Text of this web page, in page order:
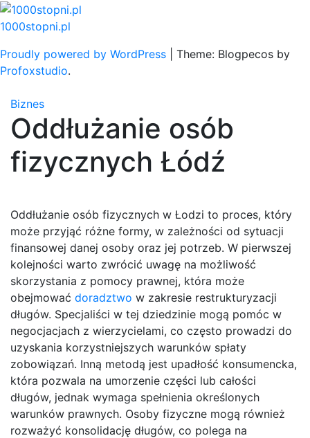
Skip
to
1000stopni.pl
Proudly powered by WordPress
Theme: Blogpecos by
Profoxstudio.
Biznes
Oddłużanie osób
fizycznych Łódź
Oddłużanie osób fizycznych w Łodzi to proces, który
może przyjąć różne formy, w zależności od sytuacji
finansowej danej osoby oraz jej potrzeb. W pierwszej
kolejności warto zwrócić uwagę na możliwość
skorzystania z pomocy prawnej, która może
obejmować doradztwo w zakresie restrukturyzacji
długów. Specjaliści w tej dziedzinie mogą pomóc w
negocjacjach z wierzycielami, co często prowadzi do
uzyskania korzystniejszych warunków spłaty
zobowiązań. Inną metodą jest upadłość konsumencka,
która pozwala na umorzenie części lub całości
długów, jednak wymaga spełnienia określonych
warunków prawnych. Osoby fizyczne mogą również
rozważyć konsolidację długów, co polega na